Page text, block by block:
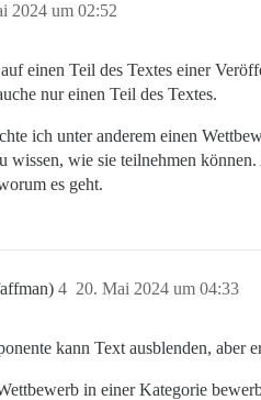
2024 um 02:52
einen Teil des Textes einer
nur einen Teil des Textes.
ich unter anderem einen
wissen, wie sie teilnehmen
es geht.
20. Mai 2024 um 04:33
4
kann Text ausblenden, aber
in einer Kategorie